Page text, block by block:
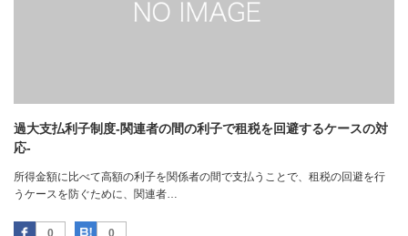
過大支払利子制度‐関連者の間の利子で租税を回避するケースの対
応‐
所得金額に比べて高額の利子を関係者の間で支払うことで、租税の回避を行
うケースを防ぐために、関連者…
0
Facebook 0
はてなブックマーク